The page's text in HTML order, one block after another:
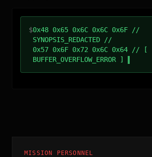
$0x48 0x65 0x6C 0x6C 0x6F //
SYNOPSIS_REDACTED //
0x57 0x6F 0x72 0x6C 0x64 // [
BUFFER_OVERFLOW_ERROR ]
MISSION PERSONNEL